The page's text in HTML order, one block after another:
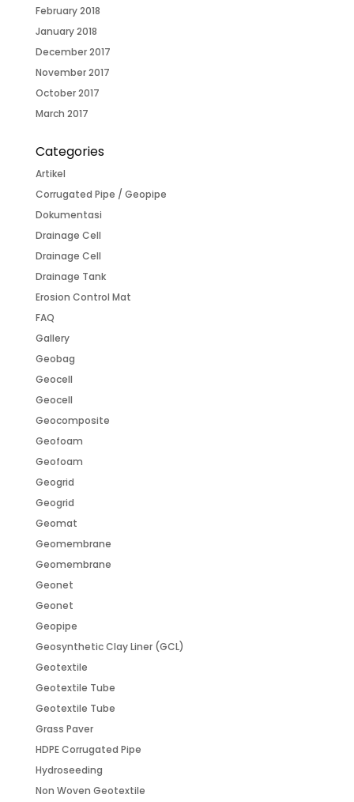
February 2018
January 2018
December 2017
November 2017
October 2017
March 2017
Categories
Artikel
Corrugated Pipe / Geopipe
Dokumentasi
Drainage Cell
Drainage Cell
Drainage Tank
Erosion Control Mat
FAQ
Gallery
Geobag
Geocell
Geocell
Geocomposite
Geofoam
Geofoam
Geogrid
Geogrid
Geomat
Geomembrane
Geomembrane
Geonet
Geonet
Geopipe
Geosynthetic Clay Liner (GCL)
Geotextile
Geotextile Tube
Geotextile Tube
Grass Paver
HDPE Corrugated Pipe
Hydroseeding
Non Woven Geotextile